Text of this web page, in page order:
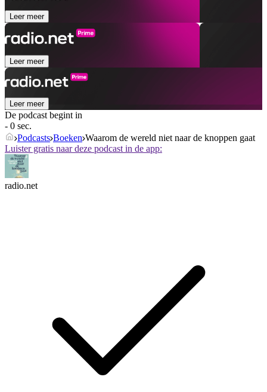
Leer meer
Leer meer
Leer meer
De podcast begint in
- 0 sec.
Podcasts Boeken Waarom de wereld niet naar de knoppen gaat
Luister gratis naar deze podcast in de app:
radio.net